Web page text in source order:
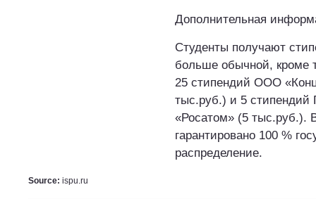
Дополнительная
Студенты получают
больше обычной, кроме
25 стипендий ООО
тыс.руб.) и 5 стипендий
«Росатом» (5 тыс.руб.).
гарантировано 100 %
распределение.
Source: ispu.ru